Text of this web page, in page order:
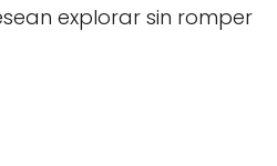
explorar sin romper